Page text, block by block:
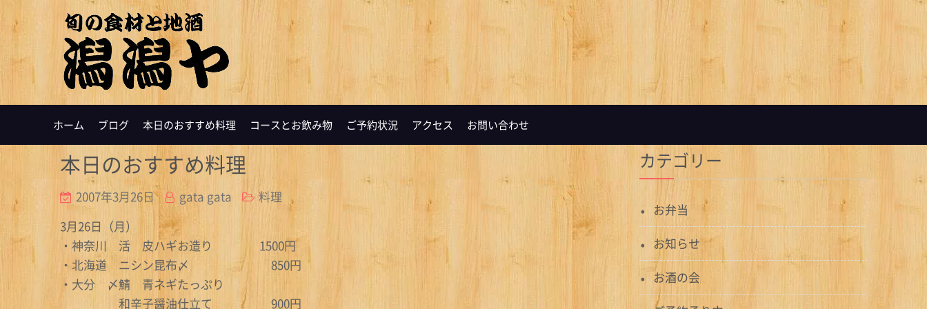
ホーム ブログ 本日のおすすめ料理 コースとお飲み物 ご予約状況 アクセス お問い合わせ
本日のおすすめ料理
2007年3月26日 gata gata
料理
3月26日（月）
・神奈川 活 皮ハギお造り 1500円
・北海道 ニシン昆布〆 850円
・大分 〆鯖 青ネギたっぷり
和辛子醤油仕立て 900円
カテゴリー
お弁当
お知らせ
お酒の会